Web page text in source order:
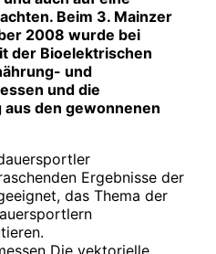
Beim 3. Mainzer
2008 wurde bei
der Bioelektrischen
und
und die
den gewonnenen
Ergebnisse der
das Thema der
Die vektorielle